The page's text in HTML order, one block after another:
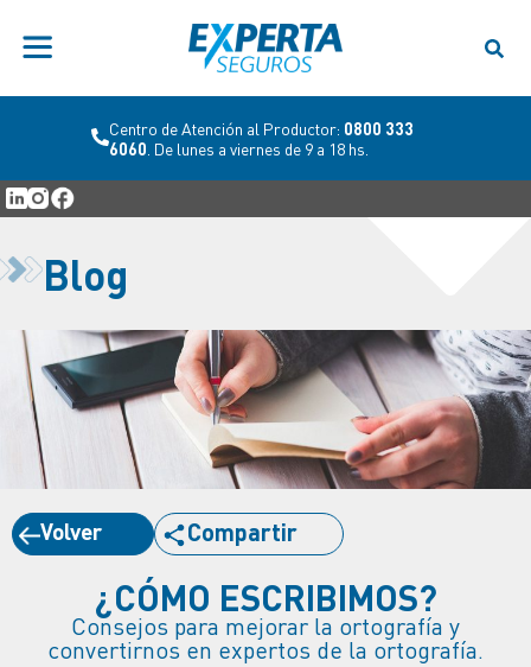
Centro de Atención al Productor: 0800 333
6060 . De lunes a viernes de 9 a 18 hs.
Blog
Volver Compartir
¿CÓMO ESCRIBIMOS?
Consejos para mejorar la ortografía y
convertirnos en expertos de la ortografía.